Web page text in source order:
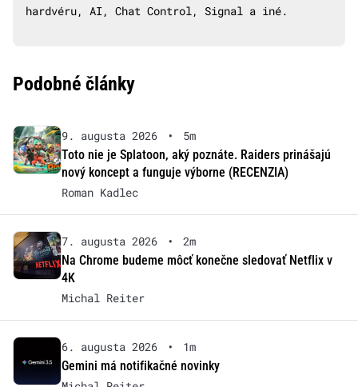
hardvéru, AI, Chat Control, Signal a iné.
Podobné články
9. augusta 2026 •
5m
Toto nie je Splatoon, aký poznáte. Raiders prinášajú
nový koncept a funguje výborne (RECENZIA)
Roman Kadlec
7. augusta 2026 •
2m
Na Chrome budeme môcť konečne sledovať Netflix v
4K
Michal Reiter
6. augusta 2026 •
1m
Gemini má notifikačné novinky